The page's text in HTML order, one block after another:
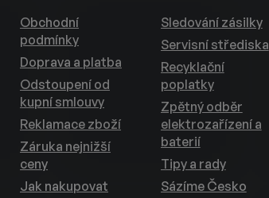
Obchodní
podmínky
Doprava a platba
Odstoupení od
kupní smlouvy
Reklamace zboží
Záruka nejnižší
ceny
Jak nakupovat
Sledování zásilky
Servisní střediska
Recyklační
poplatky
Zpětný odběr
elektrozařízení a
baterií
Tipy a rady
Sázíme Česko